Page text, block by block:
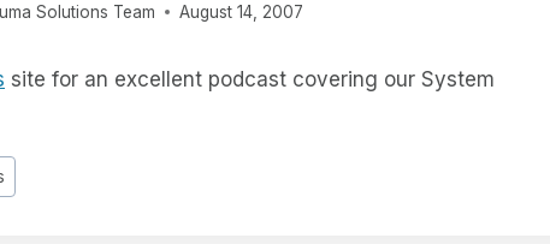
Solutions Team August 14, 2007
site for an excellent podcast covering our System